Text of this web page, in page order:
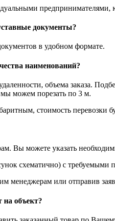
документы?
в удобном формате.
наименований?
объема заказа.
можем порезать по 3 м.
стоимость перевозки
Вы можете указать
схематично) с требуемыми
менеджерам или отправив
объект?